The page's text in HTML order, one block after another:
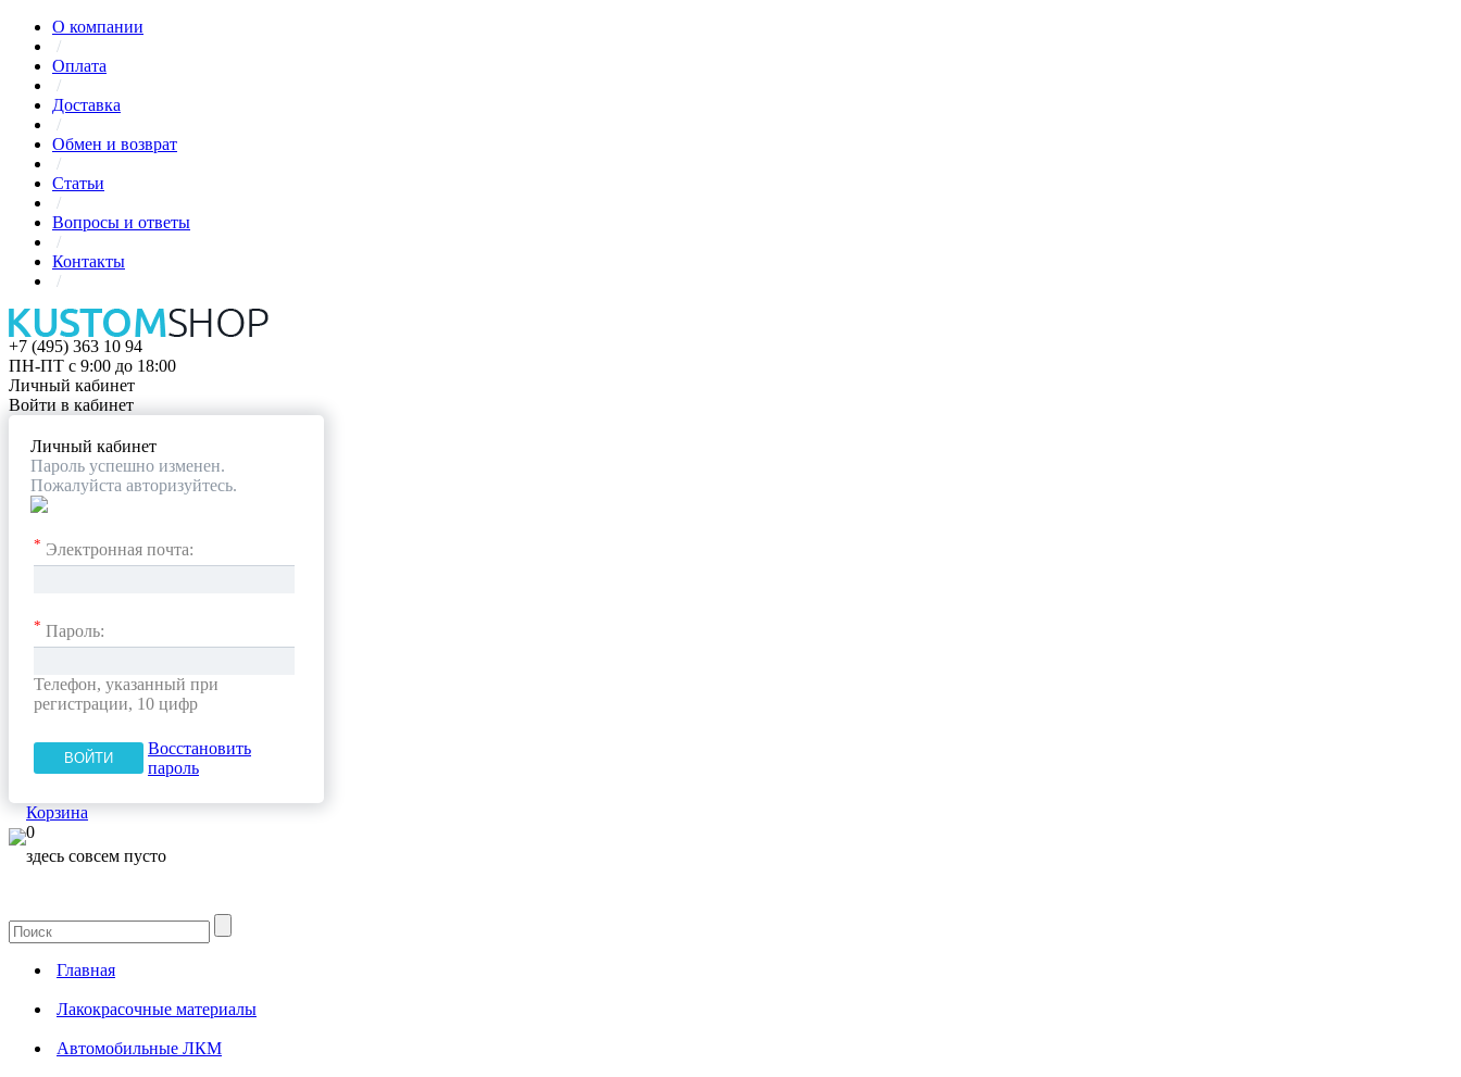
О компании
/
Оплата
/
Доставка
/
Обмен и возврат
/
Статьи
/
Вопросы и ответы
/
Контакты
/
+7 (495) 363 10 94
ПН-ПТ с 9:00 до 18:00
Личный кабинет
Войти в кабинет
Личный кабинет
Пароль успешно изменен.
Пожалуйста авторизуйтесь.
* Электронная почта:
* Пароль:
Телефон, указанный при
регистрации, 10 цифр
Восстановить
пароль
Корзина
0
здесь совсем пусто
Главная
Лакокрасочные материалы
Автомобильные ЛКМ